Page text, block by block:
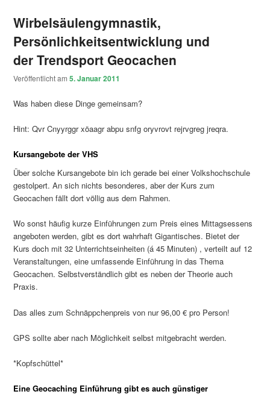
Wirbelsäulengymnastik,
Persönlichkeitsentwicklung und
der Trendsport Geocachen
Veröffentlicht am5. Januar 2011
Was haben diese Dinge gemeinsam?
Hint: Qvr Cnyyrggr xöaagr abpu snfg oryvrovt rejrvgreg jreqra.
Kursangebote der VHS
Über solche Kursangebote bin ich gerade bei einer Volkshochschule
gestolpert. An sich nichts besonderes, aber der Kurs zum
Geocachen fällt dort völlig aus dem Rahmen.
Wo sonst häufig kurze Einführungen zum Preis eines Mittagsessens
angeboten werden, gibt es dort wahrhaft Gigantisches. Bietet der
Kurs doch mit 32 Unterrichtseinheiten (á 45 Minuten) , verteilt auf 12
Veranstaltungen, eine umfassende Einführung in das Thema
Geocachen. Selbstverständlich gibt es neben der Theorie auch
Praxis.
Das alles zum Schnäppchenpreis von nur 96,00 € pro Person!
GPS sollte aber nach Möglichkeit selbst mitgebracht werden.
*Kopfschüttel*
Eine Geocaching Einführung gibt es auch günstiger